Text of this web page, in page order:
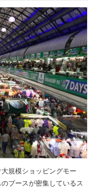
規模ショッピングモー
ブースが密集しているス